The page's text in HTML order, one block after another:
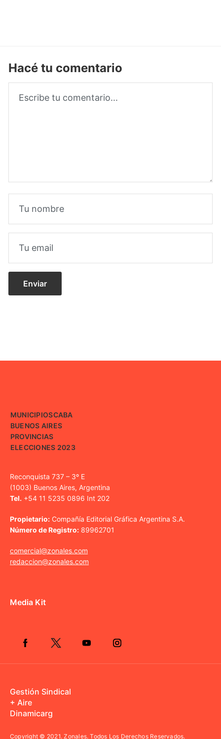
Hacé tu comentario
MUNICIPIOSCABA
BUENOS AIRES
PROVINCIAS
ELECCIONES 2023
Reconquista 737 – 3º E
(1003) Buenos Aires, Argentina
Tel. +54 11 5235 0896 Int 202
Propietario: Compañía Editorial Gráfica Argentina S.A.
Número de Registro: 89962701
comercial@zonales.com
redaccion@zonales.com
Media Kit
Gestión Sindical
+ Aire
Dinamicarg
Copyright © 2021.Zonales. Todos Los Derechos Reservados.